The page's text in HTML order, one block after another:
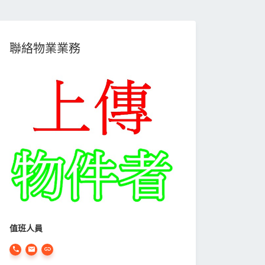
聯絡物業業務
值班人員